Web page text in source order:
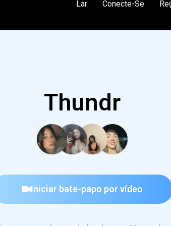
Lar Conecte-Se
Thundr
Iniciar bate-papo por vídeo